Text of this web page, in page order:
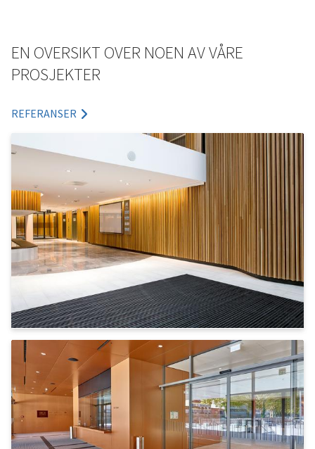
EN OVERSIKT OVER NOEN AV VÅRE
PROSJEKTER
REFERANSER